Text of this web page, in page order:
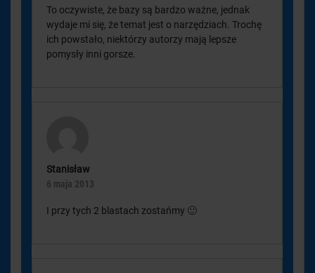
To oczywiste, że bazy są bardzo ważne, jednak
wydaje mi się, że temat jest o narzędziach. Trochę
ich powstało, niektórzy autorzy mają lepsze
pomysły inni gorsze.
Stanisław
6 maja 2013
I przy tych 2 blastach zostańmy 🙂